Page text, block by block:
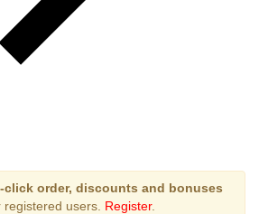
click order, discounts and bonuses
users. Register.